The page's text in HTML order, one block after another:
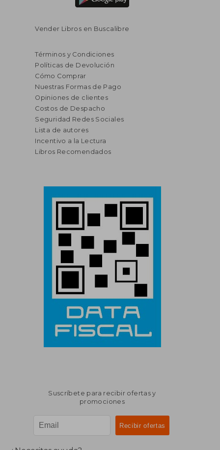
Vender Libros en Buscalibre
Términos y Condiciones
Políticas de Devolución
Cómo Comprar
Nuestras Formas de Pago
Opiniones de clientes
Costos de Despacho
Seguridad Redes Sociales
Lista de autores
Incentivo a la Lectura
Libros Recomendados
Suscríbete para recibir ofertas y
promociones